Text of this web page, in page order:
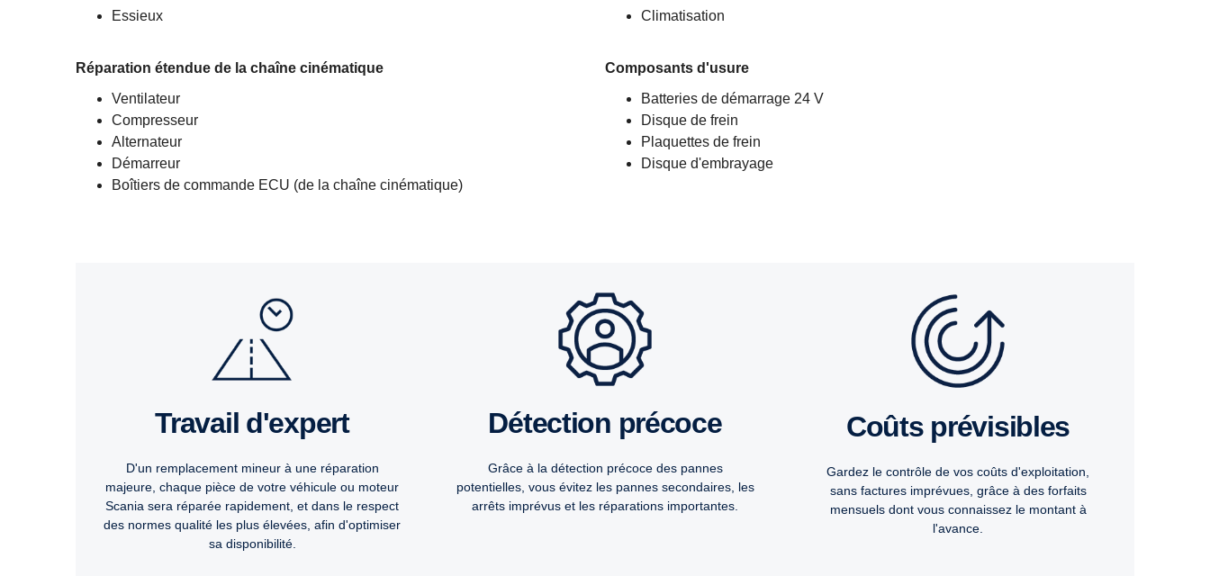
Essieux
Réparation étendue de la chaîne cinématique
Ventilateur
Compresseur
Alternateur
Démarreur
Boîtiers de commande ECU (de la chaîne cinématique)
Climatisation
Composants d'usure
Batteries de démarrage 24 V
Disque de frein
Plaquettes de frein
Disque d'embrayage
Travail d'expert
D'un remplacement mineur à une réparation
majeure, chaque pièce de votre véhicule ou moteur
Scania sera réparée rapidement, et dans le respect
des normes qualité les plus élevées, afin d'optimiser
sa disponibilité.
Détection précoce
Grâce à la détection précoce des pannes
potentielles, vous évitez les pannes secondaires, les
arrêts imprévus et les réparations importantes.
Coûts prévisibles
Gardez le contrôle de vos coûts d'exploitation,
sans factures imprévues, grâce à des forfaits
mensuels dont vous connaissez le montant à
l'avance.